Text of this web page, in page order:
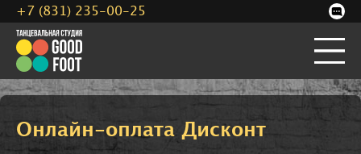
Онлайн-оплата Дисконт
+7 (831) 235-00-25